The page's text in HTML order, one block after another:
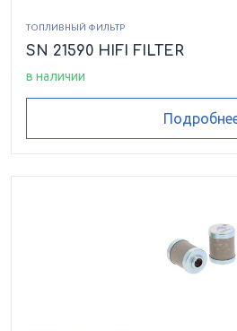
ТОПЛИВНЫЙ ФИЛЬТР
SN 21590 HIFI FILTER
в наличии